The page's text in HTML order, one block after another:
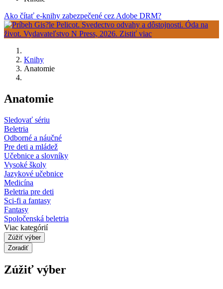
Ako čítať e-knihy zabezpečené cez Adobe DRM?
Knihy
Anatomie
Anatomie
Sledovať sériu
Beletria
Odborné a náučné
Pre deti a mládež
Učebnice a slovníky
Vysoké školy
Jazykové učebnice
Medicína
Beletria pre deti
Sci-fi a fantasy
Fantasy
Spoločenská beletria
Viac kategórií
Zúžiť výber
Zoradiť
Zúžiť výber